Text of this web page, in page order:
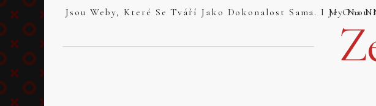
Jsou Weby, Které Se Tváří Jako Dokonalost